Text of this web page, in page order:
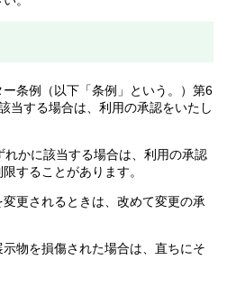
条例（以下「条例」という。）第6
当する場合は、利用の承認をいたし
かに該当する場合は、利用の承認
することがあります。
更されるときは、改めて変更の承
物を損傷された場合は、直ちにそ